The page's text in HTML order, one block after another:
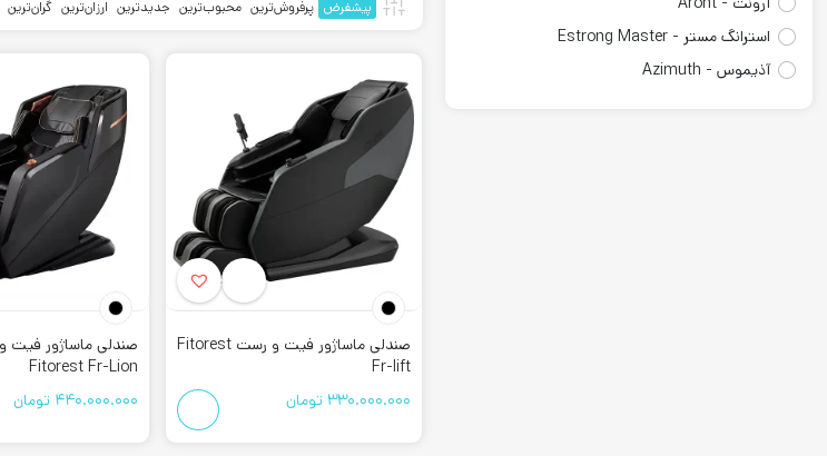
استرانگ مستر - Estrong Master
آذیموس - Azimuth
معرفی برند فیت و رست Fitorest
این برند سال 1403 در تهران تاسیس شد. محصولات ( ماساژور
شرکت به فروش میرسند. این برند به تازگی شروع به کار
حوضه ی تولید
صندلی ماساژ می باشد. به همین دلیل تمام
به شما توصیه میکنیم با تماس با کورش اسپرت از
تمام برند های معتبر میتوانند نزدیک ترین محصول به
پیشفرض پرفروش‌ترین محبوب‌ترین جدیدترین ارزان‌ترین گران‌ترین
صندلی ماساژور فیت و رست Fitorest
Fr-lift
330.000.000 تومان
صندلی ماساژور
Fitorest Fr-Lion
440.000.000 تومان